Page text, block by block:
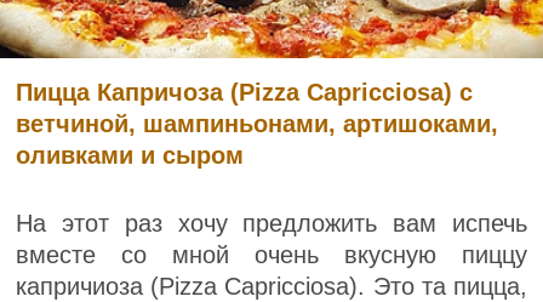
Пицца Капричоза (Pizza Capricciosa) с
ветчиной, шампиньонами, артишоками,
оливками и сыром
На этот раз хочу предложить вам испечь
вместе со мной очень вкусную пиццу
капричиоза (Pizza Capricciosa). Это та пицца,